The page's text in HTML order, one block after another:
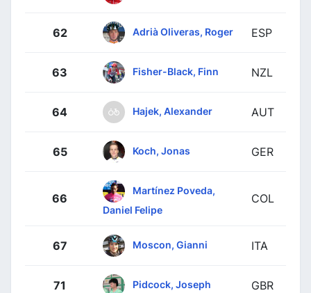
62 Adrià Oliveras, Roger ESP
63 Fisher-Black, Finn NZL
64 Hajek, Alexander AUT
65 Koch, Jonas GER
66
Martínez Poveda,
Daniel Felipe
COL
67 Moscon, Gianni ITA
71 Pidcock, Joseph GBR